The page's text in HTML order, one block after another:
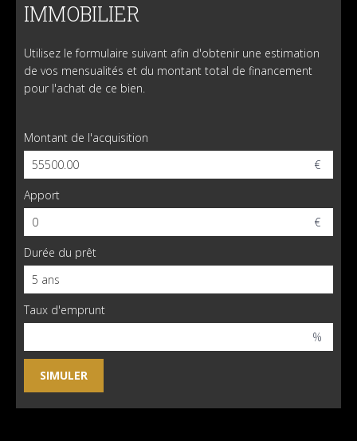
IMMOBILIER
Utilisez le formulaire suivant afin d'obtenir une estimation
de vos mensualités et du montant total de financement
pour l'achat de ce bien.
Montant de l'acquisition
€
Apport
€
Durée du prêt
Taux d'emprunt
%